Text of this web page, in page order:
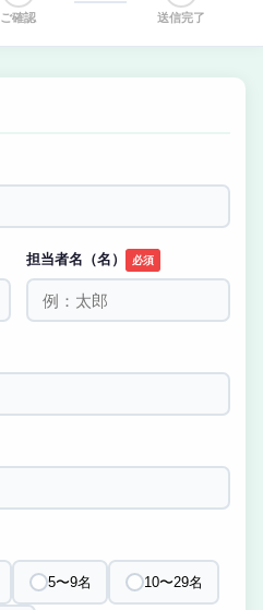
ご確認 送信完了
担当者名（名） 必須
5〜9名 10〜29名